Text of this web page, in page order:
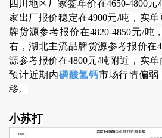
四川地区厂家签单价在4650-4800
家出厂报价稳定在4900元/吨，实
牌货源参考报价在4820-4850元/吨
右，湖北主流品牌货源参考报价在
源参考报价在4800元/吨附近，实单
预计近期内磷酸氢钙市场行情偏弱
移。
小苏打